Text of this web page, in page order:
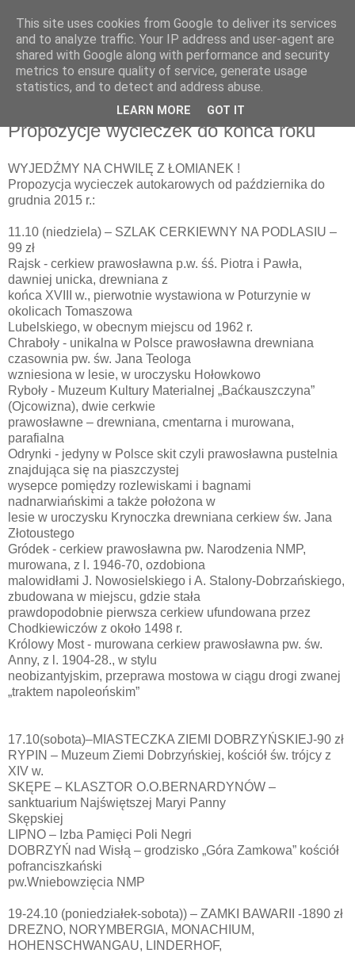
UTW Łomianki
Propozycje wycieczek do końca roku
WYJEDŹMY NA CHWILĘ Z ŁOMIANEK !
Propozycja wycieczek autokarowych od października do
grudnia 2015 r.:
11.10 (niedziela) – SZLAK CERKIEWNY NA PODLASIU –
99 zł
Rajsk - cerkiew prawosławna p.w. śś. Piotra i Pawła,
dawniej unicka, drewniana z
końca XVIII w., pierwotnie wystawiona w Poturzynie w
okolicach Tomaszowa
Lubelskiego, w obecnym miejscu od 1962 r.
Chraboły - unikalna w Polsce prawosławna drewniana
czasownia pw. św. Jana Teologa
wzniesiona w lesie, w uroczysku Hołowkowo
Ryboły - Muzeum Kultury Materialnej „Baćkauszczyna”
(Ojcowizna), dwie cerkwie
prawosławne – drewniana, cmentarna i murowana,
parafialna
Odrynki - jedyny w Polsce skit czyli prawosławna pustelnia
znajdująca się na piaszczystej
wysepce pomiędzy rozlewiskami i bagnami
nadnarwiańskimi a także położona w
lesie w uroczysku Krynoczka drewniana cerkiew św. Jana
Złotoustego
Gródek - cerkiew prawosławna pw. Narodzenia NMP,
murowana, z l. 1946-70, ozdobiona
malowidłami J. Nowosielskiego i A. Stalony-Dobrzańskiego,
zbudowana w miejscu, gdzie stała
prawdopodobnie pierwsza cerkiew ufundowana przez
Chodkiewiczów z około 1498 r.
Królowy Most - murowana cerkiew prawosławna pw. św.
Anny, z l. 1904-28., w stylu
neobizantyjskim, przeprawa mostowa w ciągu drogi zwanej
„traktem napoleońskim”
17.10(sobota)–MIASTECZKA ZIEMI DOBRZYŃSKIEJ-90 zł
RYPIN – Muzeum Ziemi Dobrzyńskiej, kościół św. trójcy z
XIV w.
SKĘPE – KLASZTOR O.O.BERNARDYNÓW –
sanktuarium Najświętszej Maryi Panny
Skępskiej
LIPNO – Izba Pamięci Poli Negri
DOBRZYŃ nad Wisłą – grodzisko „Góra Zamkowa” kościół
pofranciszkański
pw.Wniebowzięcia NMP
19-24.10 (poniedziałek-sobota)) – ZAMKI BAWARII -1890 zł
DREZNO, NORYMBERGIA, MONACHIUM,
HOHENSCHWANGAU, LINDERHOF,
This site uses cookies from Google to deliver its services
and to analyze traffic. Your IP address and user-agent are
shared with Google along with performance and security
metrics to ensure quality of service, generate usage
statistics, and to detect and address abuse.
LEARN MORE GOT IT